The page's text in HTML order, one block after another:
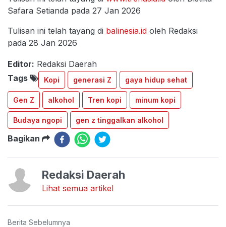
Safara Setianda pada 27 Jan 2026
Tulisan ini telah tayang di balinesia.id oleh Redaksi
pada 28 Jan 2026
Editor: Redaksi Daerah
Tags
Kopi generasi Z gaya hidup sehat
Gen Z alkohol Tren kopi minum kopi
Budaya ngopi gen z tinggalkan alkohol
Bagikan
Redaksi Daerah
Lihat semua artikel
Berita Sebelumnya